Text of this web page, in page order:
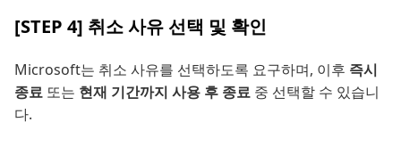
[STEP 4] 취소 사유 선택 및 확인
Microsoft는 취소 사유를 선택하도록 요구하며, 이후 즉시
종료 또는 현재 기간까지 사용 후 종료 중 선택할 수 있습니
다.